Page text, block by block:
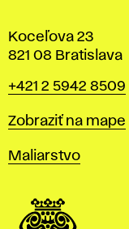
Koceľova 23
821 08 Bratislava
Telefón
+421 2 5942 8509
Mapa
Zobraziť na mape
Katedry
Maliarstvo